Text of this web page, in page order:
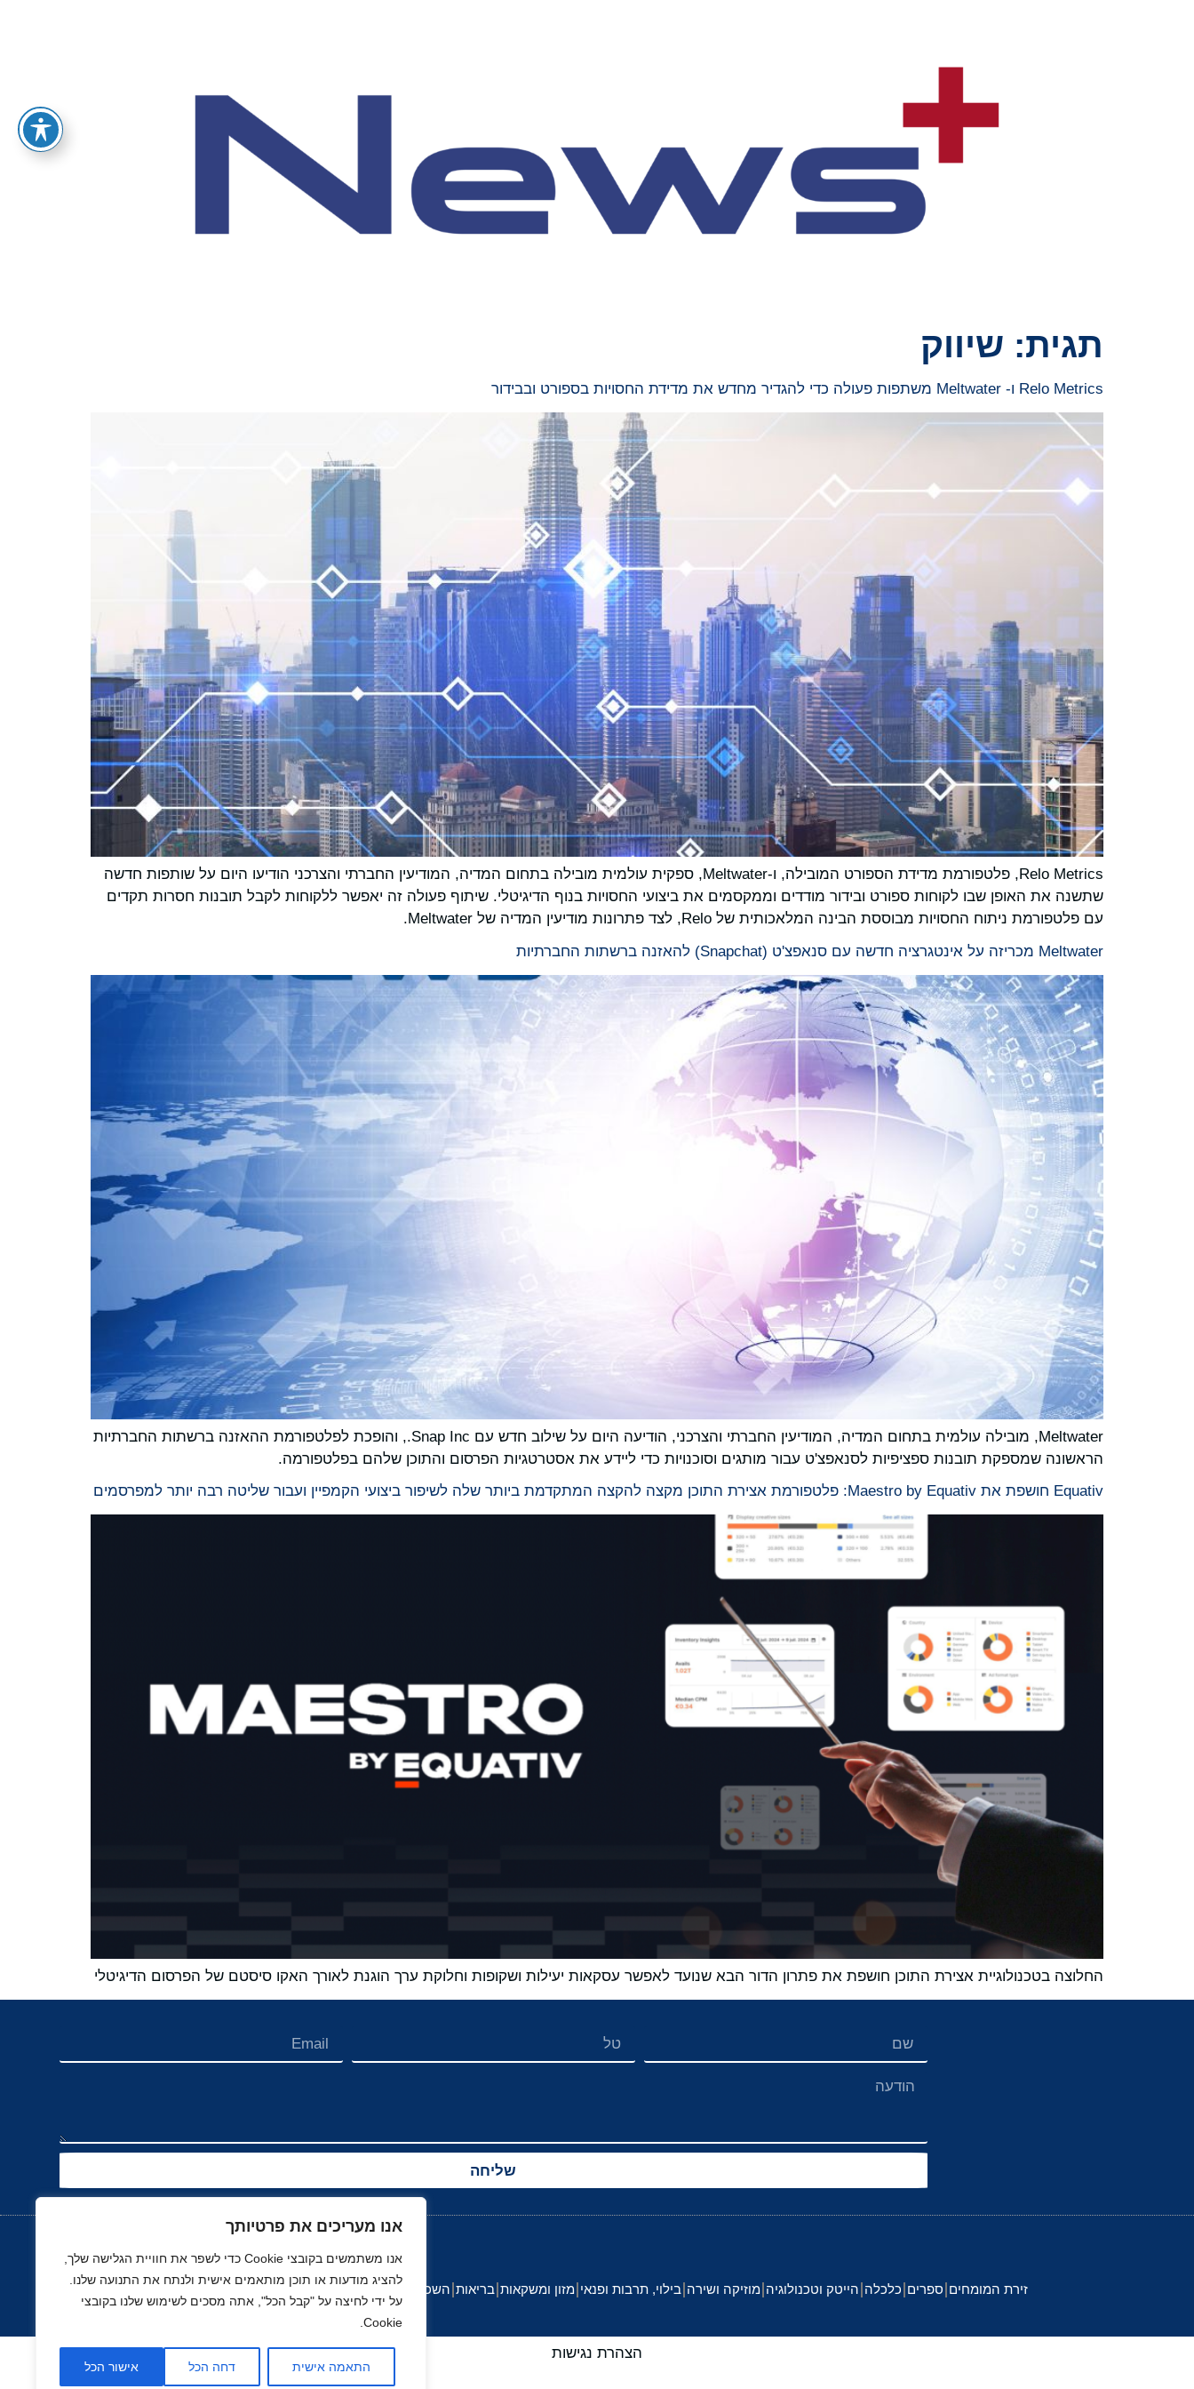
אנו מעריכים את פרטיותך
אנו משתמשים בקובצי Cookie כדי לשפר את חוויית הגלישה שלך,
להציג מודעות או תוכן מותאמים אישית ולנתח את התנועה שלנו.
על ידי לחיצה על "קבל הכל", אתה מסכים לשימוש שלנו בקובצי
Cookie.
התאמה אישית דחה הכל אישור הכל
תגית: שיווק
Relo Metrics ו- Meltwater משתפות פעולה כדי להגדיר מחדש את מדידת החסויות בספורט ובבידור
Relo Metrics, פלטפורמת מדידת הספורט המובילה, ו-Meltwater, ספקית עולמית מובילה בתחום המדיה, המודיעין החברתי והצרכני הודיעו היום על שותפות חדשה
שתשנה את האופן שבו לקוחות ספורט ובידור מודדים וממקסמים את ביצועי החסויות בנוף הדיגיטלי. שיתוף פעולה זה יאפשר ללקוחות לקבל תובנות חסרות תקדים
עם פלטפורמת ניתוח החסויות מבוססת הבינה המלאכותית של Relo, לצד פתרונות מודיעין המדיה של Meltwater.
Meltwater מכריזה על אינטגרציה חדשה עם סנאפצ'ט (Snapchat) להאזנה ברשתות החברתיות
Meltwater, מובילה עולמית בתחום המדיה, המודיעין החברתי והצרכני, הודיעה היום על שילוב חדש עם Snap Inc., והופכת לפלטפורמת ההאזנה ברשתות החברתיות
הראשונה שמספקת תובנות ספציפיות לסנאפצ'ט עבור מותגים וסוכנויות כדי ליידע את אסטרטגיות הפרסום והתוכן שלהם בפלטפורמה.
Equativ חושפת את Maestro by Equativ: פלטפורמת אצירת התוכן מקצה להקצה המתקדמת ביותר שלה לשיפור ביצועי הקמפיין ועבור שליטה רבה יותר למפרסמים
החלוצה בטכנולוגיית אצירת התוכן חושפת את פתרון הדור הבא שנועד לאפשר עסקאות יעילות ושקופות וחלוקת ערך הוגנת לאורך האקו סיסטם של הפרסום הדיגיטלי
שליחה
זירת המומחים ספרים כלכלה הייטק וטכנולוגיה מוזיקה ושירה בילוי, תרבות ופנאי מזון ומשקאות בריאות השכלה וחינוך רכב, תעופה ותחבורה
הצהרת נגישות